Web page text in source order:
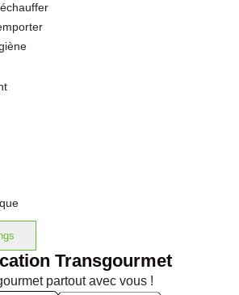
Transgourmet
partout avec vous !